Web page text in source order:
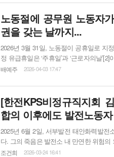
노동절에 공무원 노동자
권을 갖는 날까지...
2026년 3월 31일, 노동절이 공휴일로 지
정 유급휴일은 ‘주휴일’과 ‘근로자의날
자도 쉬는 날’이 되었다. 여기에는 이재
많은 노동자가 공무원 노동자들이 피눈물
배예주 2026-04-03 17:47
[한전KPS비정규직지회
합의 이후에도 발전노동
2025년 6월 2일, 서부발전 태안화력발
다. 그의 죽음은 발전소 내 만연한 위험
흐름이 본격화했다. 예고된 화력발전소
조건희 2026-03-24 16:41